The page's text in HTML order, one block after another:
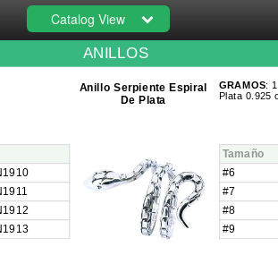
Anillo Serpiente Espiral
De Plata
GRAMOS:
Plata 0.925
Tamaño
#6
#7
#8
#9
ANILLOS
Catalog View